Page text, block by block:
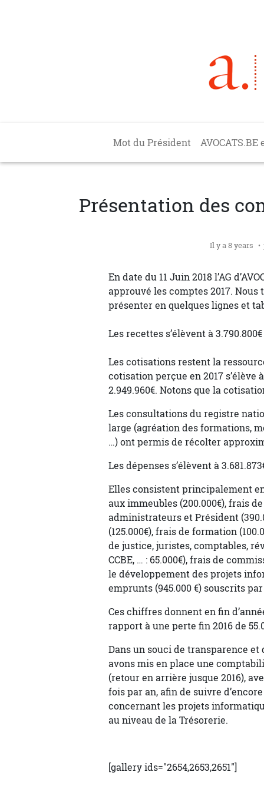
Main navigation
Mot du Président
Présentation des
Il y a 8 years
En date du 11 Juin 2018 l’AG
approuvé les comptes 2017.
présenter en quelques lignes et
Les recettes s’élèvent à
Les cotisations restent la
cotisation perçue en 2017 s’élève
2.949.960€. Notons que la
Les consultations du registre
large (agréation des formations,
…) ont permis de récolter
Les dépenses s’élèvent à
Elles consistent principalement
aux immeubles (200.000€), frais
administrateurs et Président
(125.000€), frais de formation
de justice, juristes, comptables,
CCBE, … : 65.000€), frais de
le développement des projets
emprunts (945.000 €) souscrits
Ces chiffres donnent en fin
rapport à une perte fin 2016 de
Dans un souci de transparence
avons mis en place une
(retour en arrière jusque 2016),
fois par an, afin de suivre
concernant les projets
au niveau de la Trésorerie.
[gallery ids="2654,2653,2651"]